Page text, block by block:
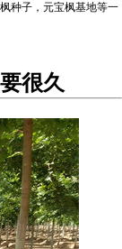
枫种子，元宝枫基地等一
很久